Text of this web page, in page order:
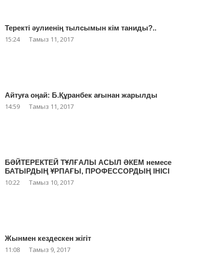
Теректі әулиенің тылсымын кім таниды?..
15:24 Тамыз 11, 2017
Айтуға оңай: Б.Құранбек ағынан жарылды
14:59 Тамыз 11, 2017
БӘЙТЕРЕКТЕЙ ТҰЛҒАЛЫ АСЫЛ ӘКЕМ немесе
БАТЫРДЫҢ ҰРПАҒЫ, ПРОФЕССОРДЫҢ ІНІСІ
10:22 Тамыз 10, 2017
Жынмен кездескен жігіт
11:08 Тамыз 9, 2017